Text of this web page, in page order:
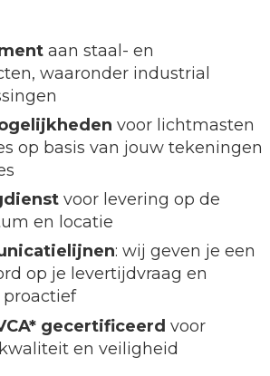
aan staal- en
waaronder industrial
voor lichtmasten
op basis van jouw tekeningen
voor levering op de
en locatie
: wij geven je een
op je levertijdvraag en
gecertificeerd voor
en veiligheid